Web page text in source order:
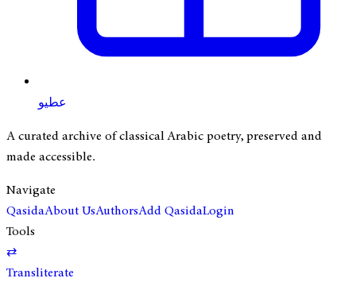
عطيو
A curated archive of classical Arabic poetry, preserved and
made accessible.
Navigate
QasidaAbout UsAuthorsAdd QasidaLogin
Tools
⇄
Transliterate